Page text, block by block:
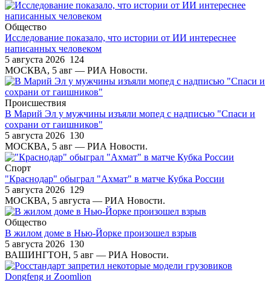
Общество
Исследование показало, что истории от ИИ интереснее
написанных человеком
5 августа 2026 124
МОСКВА, 5 авг — РИА Новости.
Происшествия
В Марий Эл у мужчины изъяли мопед с надписью "Спаси и
сохрани от гаишников"
5 августа 2026 130
МОСКВА, 5 авг — РИА Новости.
Спорт
"Краснодар" обыграл "Ахмат" в матче Кубка России
5 августа 2026 129
МОСКВА, 5 августа — РИА Новости.
Общество
В жилом доме в Нью-Йорке произошел взрыв
5 августа 2026 130
ВАШИНГТОН, 5 авг — РИА Новости.